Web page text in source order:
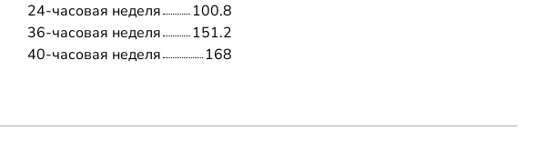
24-часовая неделя
100.8
36-часовая неделя
151.2
40-часовая неделя
168